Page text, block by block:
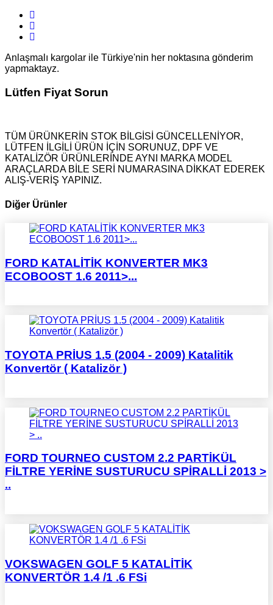
Anlaşmalı kargolar ile Türkiye'nin her noktasına gönderim
yapmaktayz.
Lütfen Fiyat Sorun
TÜM ÜRÜNKERİN STOK BİLGİSİ GÜNCELLENİYOR,
LÜTFEN İLGİLİ ÜRÜN İÇİN SORUNUZ, DPF VE
KATALİZÖR ÜRÜNLERİNDE AYNI MARKA MODEL
ARAÇLARDA BİLE SERİ NUMARASINA DİKKAT EDEREK
ALIŞ-VERİŞ YAPINIZ.
Diğer Ürünler
FORD KATALİTİK KONVERTER MK3
ECOBOOST 1.6 2011>...
TOYOTA PRİUS 1.5 (2004 - 2009) Katalitik
Konvertör ( Katalizör )
FORD TOURNEO CUSTOM 2.2 PARTİKÜL
FİLTRE YERİNE SUSTURUCU SPİRALLİ 2013 >
..
VOKSWAGEN GOLF 5 KATALİTİK
KONVERTÖR 1.4 /1 .6 FSi